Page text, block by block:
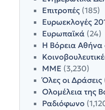
Επιτροπές(185)
Ευρωεκλογές
Ευρωπαϊκά(24)
Η Βόρεια Αθήνα
ΜΜΕ (3,230)
Όλες οι Δράσεις
Ολομέλεια της
Ραδιόφωνο